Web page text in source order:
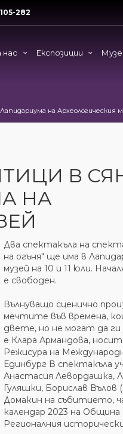
282
нас Експозиции
на Археологическия
В
НА
Два спектакъла на
на огъня" ще има в
музей на 10 и 11 юли.
е свободен.
Вълнуващо сценично
мечтите във времена,
двете, но не могат да
е Клара Армандова,
Режисура на
Единбург В спектакъла
Анастасия Левордашка,
Гуляшки, Борислав Вълов
Домакин на събитието,
календар 2023 на Община
Регионалния